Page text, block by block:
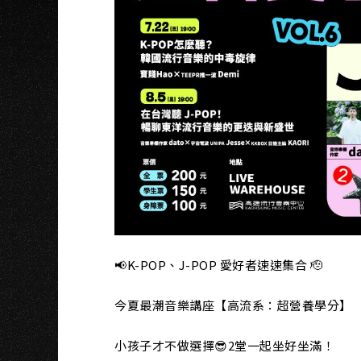
📢K-POP、J-POP 愛好者速速集合 🫡
今夏最潮音樂講座【高流系：超營養學分】
小孩子才不做選擇😎2堂一起坐好坐滿！